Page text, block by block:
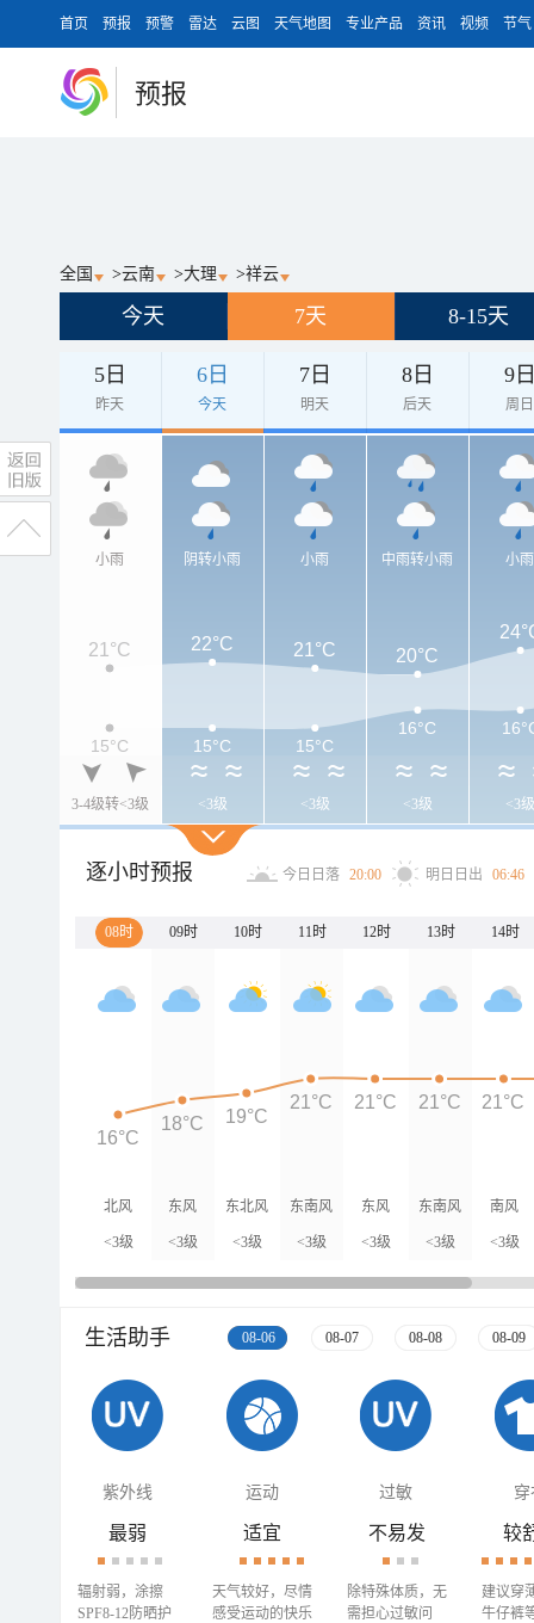
首页 预报 预警 雷达 云图 天气地图 专业产品 资讯 视频 节气
预报
全国 >云南 >大理 >祥云
今天 7天 8-15天
5日
昨天
6日
今天
7日
明天
8日
后天
9
周日
小雨
3-4级转<3级
阴转小雨
<3级
小雨
<3级
中雨转小雨
<3级
小雨
<3级
21°C 22°C 21°C 20°C
15°C 15°C 15°C
16°C
逐小时预报 今日日落 20:00 明日日出 06:46
08时 09时 10时 11时 12时 13时 14时
北风
<3级
东风
<3级
东北风
<3级
东南风
<3级
东风
<3级
东南风
<3级
南风
<3级
16°C
18°C 19°C
21°C 21°C 21°C 21°C
生活助手 08-06 08-07 08-08 08-09
紫外线 运动 过敏 穿
最弱
辐射弱，涂擦
SPF8-12防晒护
适宜
天气较好，尽情
感受运动的快乐
不易发
除特殊体质，无
需担心过敏问
较
建议穿
牛仔裤